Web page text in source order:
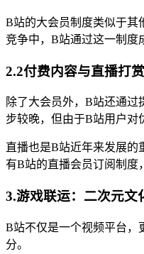
B站的大会员制度类似于其
竞争中，B站通过这一制度
2.2付费内容与直播打赏
除了大会员外，B站还通
步较晚，但由于B站用户对
直播也是B站近年来发展的
有B站的直播会员订阅制度
3.游戏联运：二次元文
B站不仅是一个视频平台，
分。